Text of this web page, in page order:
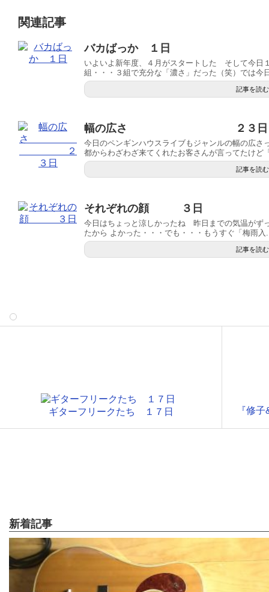
関連記事
バカばっか １日
いよいよ新年度、４月がスタートした そして今
組・・・３組で充分な「濃さ」だった（笑）では今
記事を読む
幅の広さ ２３日
今日のペンギンハウスライブもジャンルの幅の広
都からわざわざ来てくれたお客さんが言ってたけど
記事を読む
それぞれの顔 ３日
今日はちょっと涼しかったね 昨日までの気温がず
たから よかった・・・でも・・・もうすぐ「梅雨入
記事を読む
ギターフリークたち １７日 『修
新着記事